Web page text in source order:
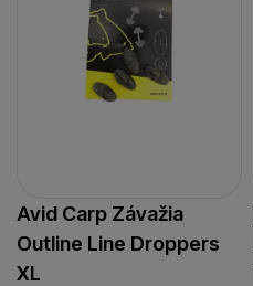
Avid Carp Závažia
Outline Line Droppers
XL